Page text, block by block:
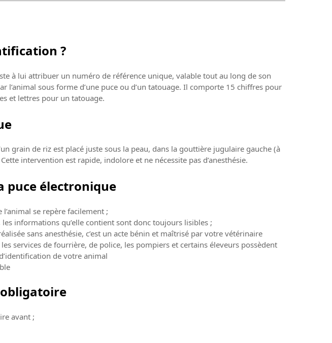
?
à lui attribuer un numéro de référence unique, valable tout au long de son
l’animal sous forme d’une puce ou d’un tatouage. Il comporte 15 chiffres pour
et lettres pour un tatouage.
grain de riz est placé juste sous la peau, dans la gouttière jugulaire gauche (à
intervention est rapide, indolore et ne nécessite pas d’anesthésie.
puce électronique
se repère facilement ;
les informations qu’elle contient sont donc toujours lisibles ;
sans anesthésie, c’est un acte bénin et maîtrisé par votre vétérinaire
services de fourrière, de police, les pompiers et certains éleveurs possèdent
de votre animal
avant ;